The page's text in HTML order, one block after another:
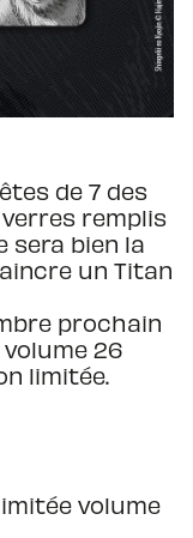
de 7 des
remplis
sera bien la
un Titan
prochain
26
limitée.
volume